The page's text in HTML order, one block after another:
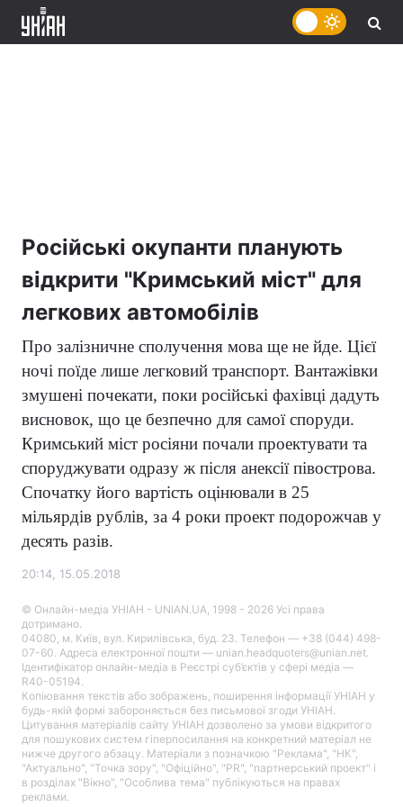
Російські окупанти планують
відкрити "Кримський міст" для
легкових автомобілів
Про залізничне сполучення мова ще не йде. Цієї
ночі поїде лише легковий транспорт. Вантажівки
змушені почекати, поки російські фахівці дадуть
висновок, що це безпечно для самої споруди.
Кримський міст росіяни почали проектувати та
споруджувати одразу ж після анексії півострова.
Спочатку його вартість оцінювали в 25
мільярдів рублів, за 4 роки проект подорожчав у
десять разів.
20:14, 15.05.2018
© Онлайн-медіа УНІАН - UNIAN.UA, 1998 - 2026 Усі права
дотримано.
04080, м. Київ, вул. Кирилівська, буд. 23. Телефон — +38 (044) 498-
07-60. Адреса електронної пошти — unian.headquoters@unian.net.
Ідентифікатор онлайн-медіа в Реєстрі суб’єктів у сфері медіа —
R40-05194.
Копіювання текстів або зображень, поширення інформації УНІАН у
будь-якій формі забороняється без письмової згоди УНІАН.
Цитування матеріалів сайту УНІАН дозволено за умови відкритого
для пошукових систем гіперпосилання на конкретний матеріал не
нижче другого абзацу. Матеріали з позначкою "Реклама", "НК",
"Актуально", "Точка зору", "Офіційно", "PR", "партнерський проект" і
в розділах "Вікно", "Особлива тема" публікуються на правах
реклами.